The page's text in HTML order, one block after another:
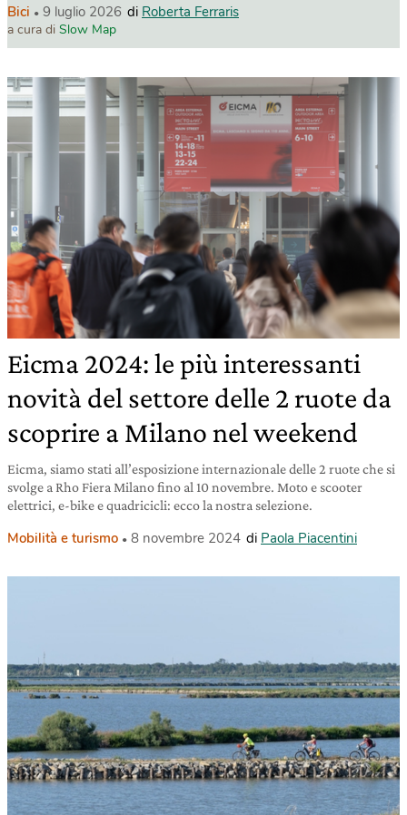
Bici 9 luglio 2026 di Roberta Ferraris
a cura di Slow Map
Eicma 2024: le più interessanti
novità del settore delle 2 ruote da
scoprire a Milano nel weekend
Eicma, siamo stati all’esposizione internazionale delle 2 ruote che si
svolge a Rho Fiera Milano fino al 10 novembre. Moto e scooter
elettrici, e-bike e quadricicli: ecco la nostra selezione.
Mobilità e turismo 8 novembre 2024 di Paola Piacentini